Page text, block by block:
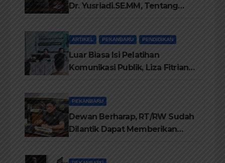
Dr. Yusriadi.SE.MM, Tentang
ARTIKEL PEKANBARU PENDIDIKAN
Luar Biasa Isi Pelatihan
Komunikasi Publik, Liza Fitriani
PEKANBARU
Dewan Berharap, RT/RW Sudah
Dilantik Dapat Memberikan